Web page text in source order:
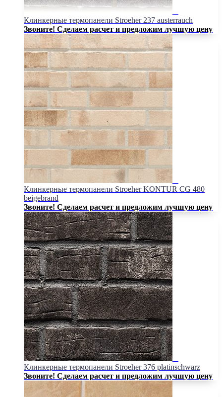
Клинкерные термопанели Stroeher 237 austerrauch
Звоните! Сделаем расчет и предложим лучшую цену
Клинкерные термопанели Stroeher KONTUR CG 480
beigebrand
Звоните! Сделаем расчет и предложим лучшую цену
Клинкерные термопанели Stroeher 376 platinschwarz
Звоните! Сделаем расчет и предложим лучшую цену